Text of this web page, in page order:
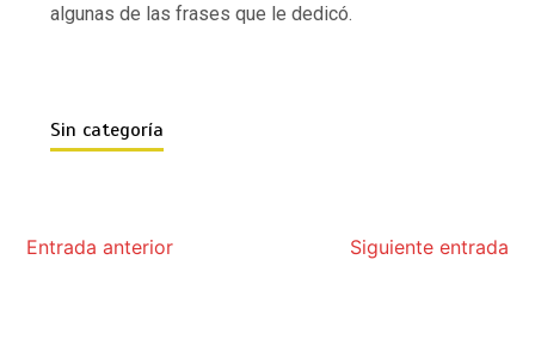
algunas de las frases que le dedicó.
Sin categoría
Entrada anterior Siguiente entrada